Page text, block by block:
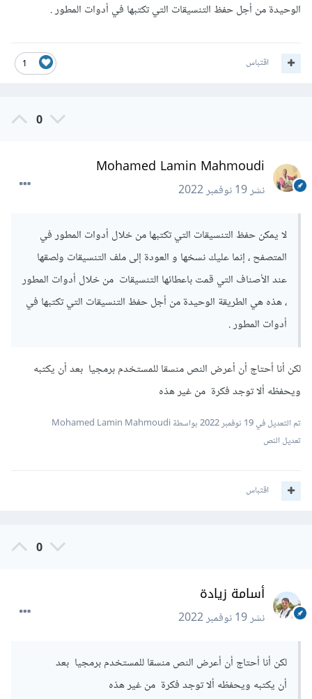
الوحيدة من أجل حفظ التنسيقات التي تكتبها في أدوات المطور .
1 اقتباس
0
Mohamed Lamin Mahmoudi
نشر19 نوفمبر 2022
لا يمكن حفظ التنسيقات التي تكتبها من خلال أدوات المطور في
المتصفح ، إنما عليك نسخها و العودة إلى ملف التنسيقات ولصقها
عند الأصناف التي قمت باعطائها التنسيقات من خلال أدوات المطور
، هذه هي الطريقة الوحيدة من أجل حفظ التنسيقات التي تكتبها في
أدوات المطور .
لكن أنا أحتاج أن أعرض النص منسقا للمستخدم برمجيا بعد أن يكتبه
ويحفظه ألا توجد فكرة من غير هذه
تم التعديل في19 نوفمبر 2022
بواسطة Mohamed Lamin Mahmoudi
تعديل النص
اقتباس
0
أسامة زيادة
نشر19 نوفمبر 2022
لكن أنا أحتاج أن أعرض النص منسقا للمستخدم برمجيا بعد
أن يكتبه ويحفظه ألا توجد فكرة من غير هذه